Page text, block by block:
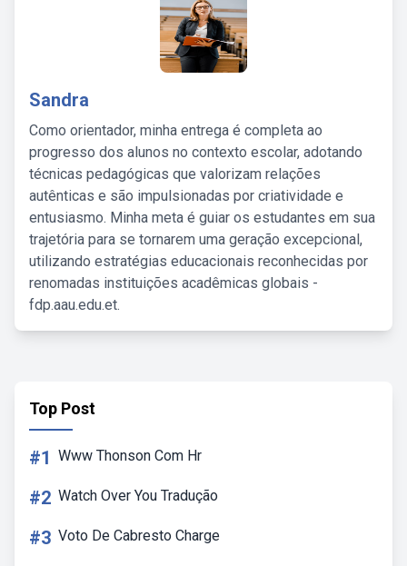
Sandra
Como orientador, minha entrega é completa ao
progresso dos alunos no contexto escolar, adotando
técnicas pedagógicas que valorizam relações
autênticas e são impulsionadas por criatividade e
entusiasmo. Minha meta é guiar os estudantes em sua
trajetória para se tornarem uma geração excepcional,
utilizando estratégias educacionais reconhecidas por
renomadas instituições acadêmicas globais -
fdp.aau.edu.et.
Top Post
#1 Www Thonson Com Hr
#2 Watch Over You Tradução
#3 Voto De Cabresto Charge